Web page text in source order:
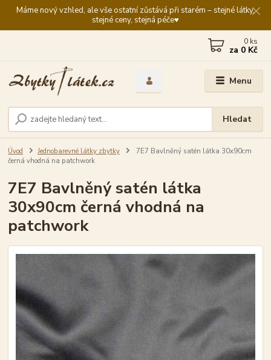
Máme nový vzhled, ale vše ostatní zůstává při starém – stejné látky,
stejné ceny, stejná péče♥️
Menu
Hledat
0 ks
za 0 Kč
Úvod Jednobarevné látky zbytky
7E7 Bavlněný satén látka 30x90cm
černá vhodná na patchwork
7E7 Bavlněný satén látka
30x90cm černá vhodná na
patchwork